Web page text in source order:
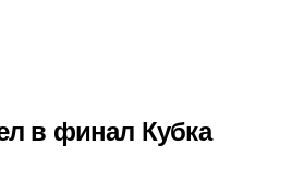
в финал Кубка